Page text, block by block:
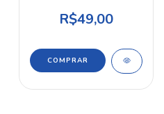
R$49,00